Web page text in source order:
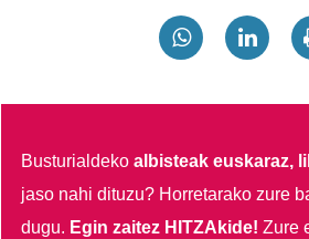
Busturialdekoalbisteak euskaraz,
jaso nahi dituzu? Horretarako zure
dugu. Egin zaitez HITZAkide!Zure